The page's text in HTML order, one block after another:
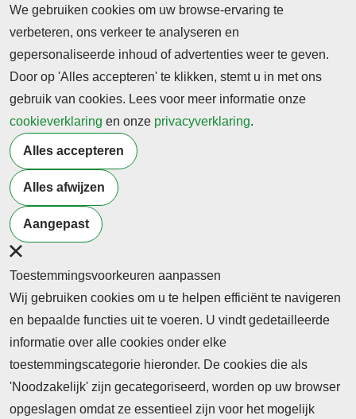
zoals het belang van een goed stelsel en voldoende
leraren, heb ik in mijn persoonlijk leven voorbij zien
komen.’
Terug naar nieuwsoverzicht
Meer artikelen van
Docenten Overheid
We gebruiken cookies om uw browse-ervaring te
verbeteren, ons verkeer te analyseren en
gepersonaliseerde inhoud of advertenties weer te geven.
Door op 'Alles accepteren' te klikken, stemt u in met ons
gebruik van cookies. Lees voor meer informatie onze
cookieverklaring en onze privacyverklaring.
Alles accepteren
Alles afwijzen
Aangepast
Toestemmingsvoorkeuren aanpassen
Wij gebruiken cookies om u te helpen efficiënt te navigeren
en bepaalde functies uit te voeren. U vindt gedetailleerde
informatie over alle cookies onder elke
toestemmingscategorie hieronder. De cookies die als
'Noodzakelijk' zijn gecategoriseerd, worden op uw browser
opgeslagen omdat ze essentieel zijn voor het mogelijk